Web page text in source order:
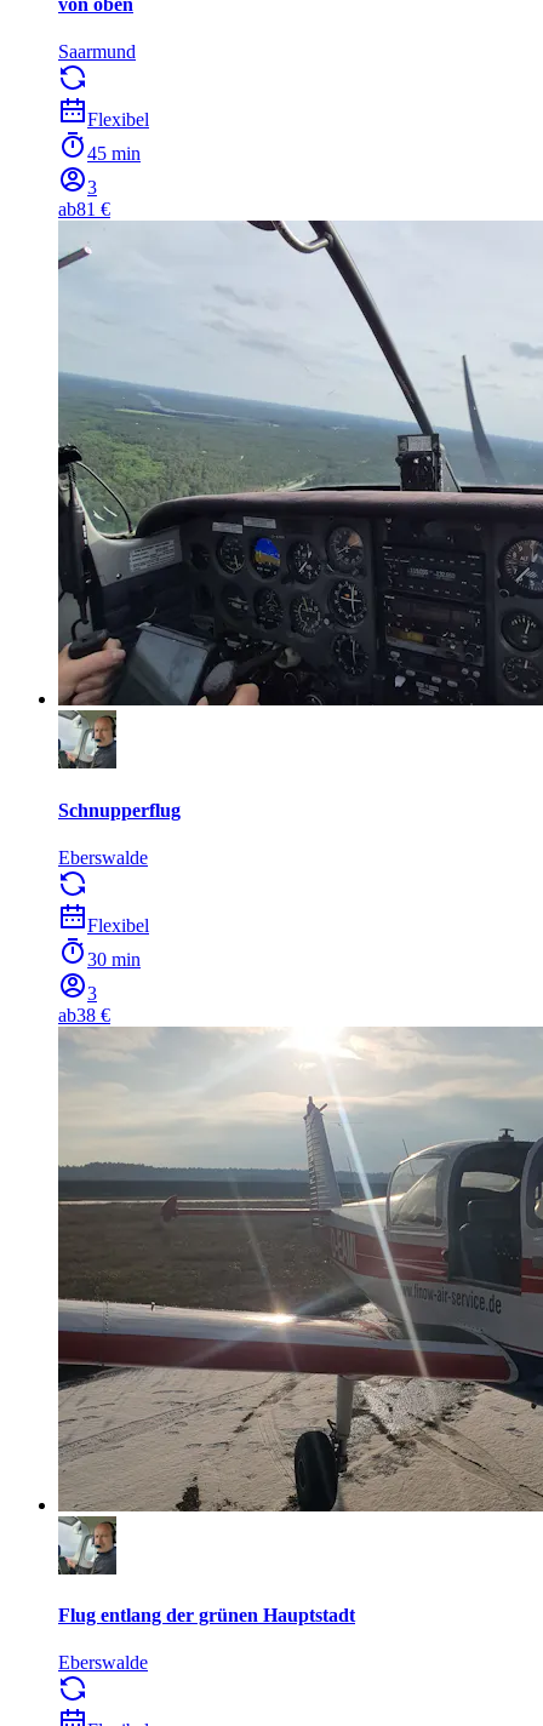
von oben
Saarmund
Flexibel
45 min
3
ab81 €
Schnupperflug
Eberswalde
Flexibel
30 min
3
ab38 €
Flug entlang der grünen Hauptstadt
Eberswalde